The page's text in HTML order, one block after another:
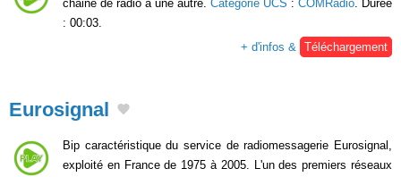
chaine de radio à une autre. Catégorie UCS : COMRadio . Durée
: 00:03.
+ d'infos &
Téléchargement
Eurosignal
Bip caractéristique du service de radiomessagerie Eurosignal,
exploité en France de 1975 à 2005. L'un des premiers réseaux